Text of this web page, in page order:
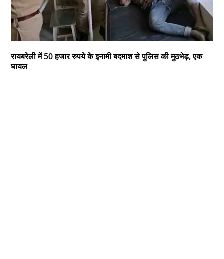
रायबरेली में 50 हजार रुपये के इनामी बदमाश से पुलिस की मुठभेड़, एक
घायल